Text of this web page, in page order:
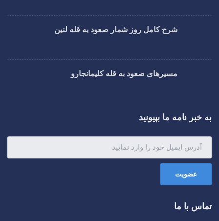
شرح کامل روز شمار صعود به قله لنین
مسیرهای صعود به قله کلیمانجارو
به خبر نامه ما بپیونید
عضویت
تماس با ما